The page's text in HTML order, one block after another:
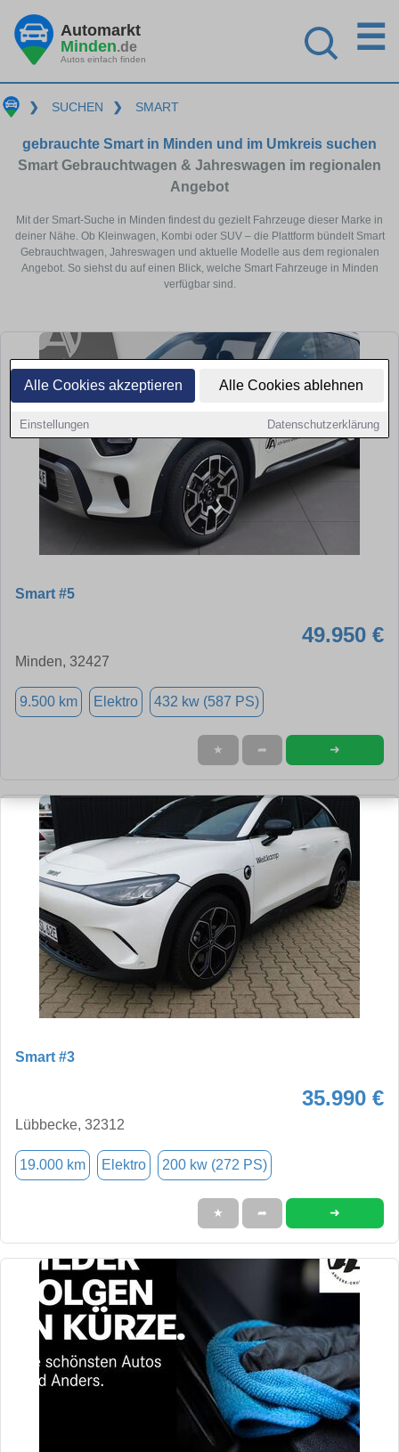
Alle Cookies akzeptieren Alle Cookies ablehnen
Einstellungen Datenschutzerklärung
Automarkt
Minden.de
Autos einfach finden
☰
❯ SUCHEN ❯ SMART
gebrauchte Smart in Minden und im Umkreis suchen
Smart Gebrauchtwagen & Jahreswagen im regionalen
Angebot
Mit der Smart-Suche in Minden findest du gezielt Fahrzeuge dieser Marke in
deiner Nähe. Ob Kleinwagen, Kombi oder SUV – die Plattform bündelt Smart
Gebrauchtwagen, Jahreswagen und aktuelle Modelle aus dem regionalen
Angebot. So siehst du auf einen Blick, welche Smart Fahrzeuge in Minden
verfügbar sind.
Smart #5
49.950 €
Minden, 32427
9.500 km Elektro 432 kw (587 PS)
★ ➦ ➜
Smart #3
35.990 €
Lübbecke, 32312
19.000 km Elektro 200 kw (272 PS)
★ ➦ ➜